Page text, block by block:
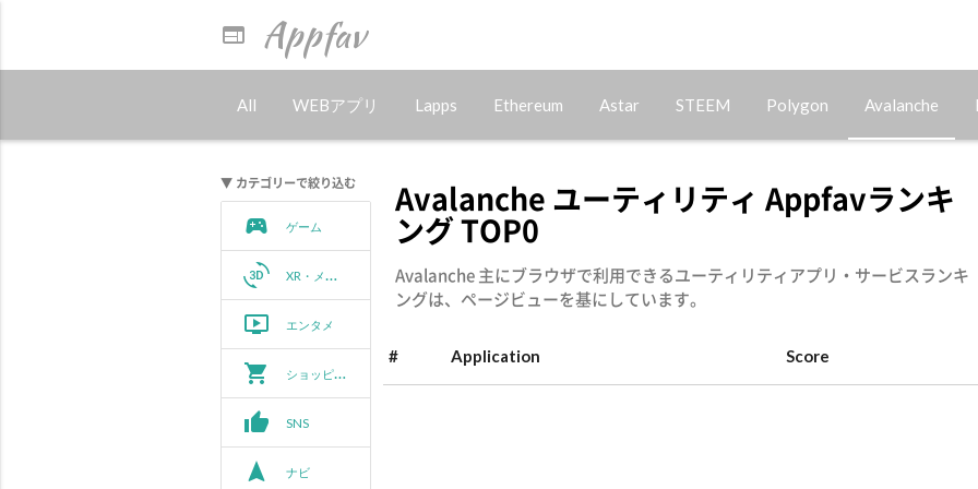
web Appfav
All WEBアプリ Lapps Ethereum Astar STEEM Polygon Avalanche
▼ カテゴリーで絞り込む
sports_esports ゲーム
3d_rotation XR・メタバース
ondemand_video エンタメ
shopping_cart ショッピング
thumb_up SNS
navigation ナビ
Avalanche ユーティリティ Appfavランキ
ング TOP0
Avalanche 主にブラウザで利用できるユーティリティアプリ・サービスランキ
ングは、ページビューを基にしています。
# Application Score